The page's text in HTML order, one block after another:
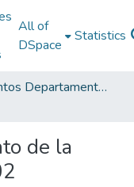
All of
DSpace
Statistics
Documentos Departamentales
de la